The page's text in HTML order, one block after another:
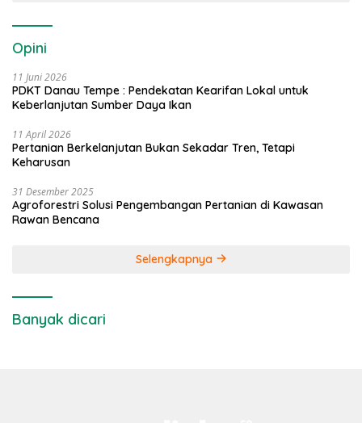
Opini
11 Juni 2026
PDKT Danau Tempe : Pendekatan Kearifan Lokal untuk
Keberlanjutan Sumber Daya Ikan
11 April 2026
Pertanian Berkelanjutan Bukan Sekadar Tren, Tetapi
Keharusan
31 Desember 2025
Agroforestri Solusi Pengembangan Pertanian di Kawasan
Rawan Bencana
Selengkapnya
Banyak dicari